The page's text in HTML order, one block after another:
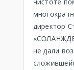
директор
не дали